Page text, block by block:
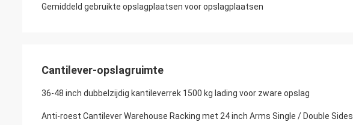
Gemiddeld gebruikte opslagplaatsen voor opslagplaatsen
Cantilever-opslagruimte
36-48 inch dubbelzijdig kantileverrek 1500 kg lading voor zware opslag
Anti-roest Cantilever Warehouse Racking met 24 inch Arms Single / Double Sides